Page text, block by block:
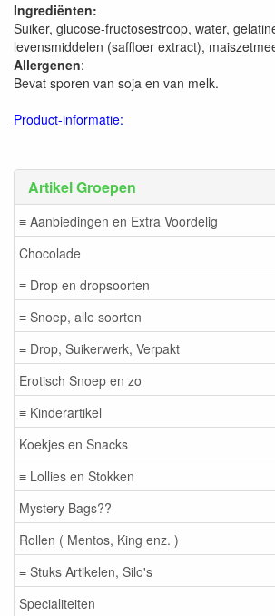
Artikel Groepen
≡ Aanbiedingen en Extra Voordelig
Chocolade
≡ Drop en dropsoorten
≡ Snoep, alle soorten
≡ Drop, Suikerwerk, Verpakt
Erotisch Snoep en zo
≡ Kinderartikel
Koekjes en Snacks
≡ Lollies en Stokken
Mystery Bags??
Rollen ( Mentos, King enz. )
≡ Stuks Artikelen, Silo's
Specialiteiten
Ingrediënten:
Suiker, glucose-fructosestroop, water,
levensmiddelen (saffloer extract),
Allergenen:
Bevat sporen van soja en van melk.
Product-informatie: